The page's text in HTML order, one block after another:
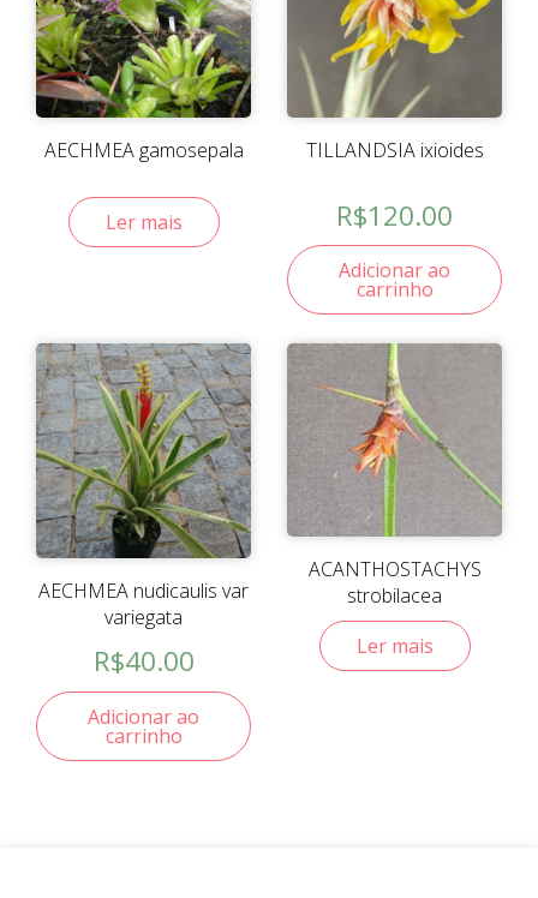
AECHMEA gamosepala
Ler mais
TILLANDSIA ixioides
R$120.00
Adicionar ao
carrinho
AECHMEA nudicaulis var
variegata
R$40.00
Adicionar ao
carrinho
ACANTHOSTACHYS
strobilacea
Ler mais